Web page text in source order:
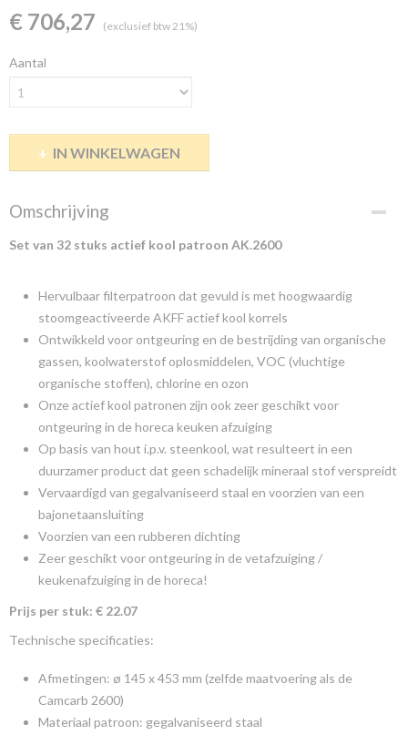
€ 706,27 (exclusief btw 21%)
Aantal
IN WINKELWAGEN
Omschrijving
Set van 32 stuks actief kool patroon AK.2600
Hervulbaar filterpatroon dat gevuld is met hoogwaardig
stoomgeactiveerde AKFF actief kool korrels
Ontwikkeld voor ontgeuring en de bestrijding van organische
gassen, koolwaterstof oplosmiddelen, VOC (vluchtige
organische stoffen), chlorine en ozon
Onze actief kool patronen zijn ook zeer geschikt voor
ontgeuring in de horeca keuken afzuiging
Op basis van hout i.p.v. steenkool, wat resulteert in een
duurzamer product dat geen schadelijk mineraal stof verspreidt
Vervaardigd van gegalvaniseerd staal en voorzien van een
bajonetaansluiting
Voorzien van een rubberen dichting
Zeer geschikt voor ontgeuring in de vetafzuiging /
keukenafzuiging in de horeca!
Prijs per stuk: € 22.07
Technische specificaties:
Afmetingen: ø 145 x 453 mm (zelfde maatvoering als de
Camcarb 2600)
Materiaal patroon: gegalvaniseerd staal